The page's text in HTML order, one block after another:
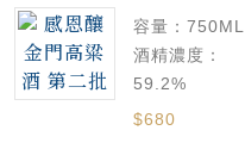
二批
容量：750ML
酒精濃度：
59.2%
$680